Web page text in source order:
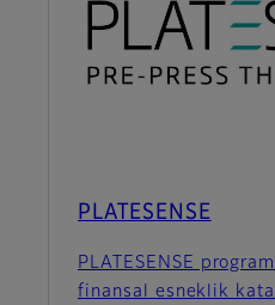
PLATESENSE
PLATESENSE
finansal esneklik